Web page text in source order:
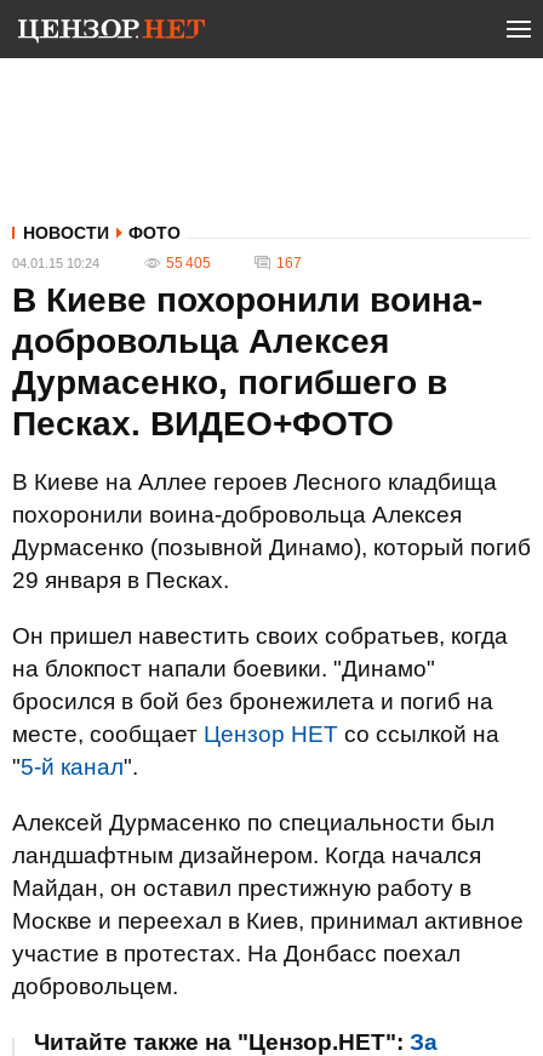
НОВОСТИ ФОТО
04.01.15 10:24 55 405 167
В Киеве похоронили воина-
добровольца Алексея
Дурмасенко, погибшего в
Песках. ВИДЕО+ФОТО
В Киеве на Аллее героев Лесного кладбища
похоронили воина-добровольца Алексея
Дурмасенко (позывной Динамо), который погиб
29 января в Песках.
Он пришел навестить своих собратьев, когда
на блокпост напали боевики. "Динамо"
бросился в бой без бронежилета и погиб на
месте, сообщает Цензор НЕТ со ссылкой на
"5-й канал".
Алексей Дурмасенко по специальности был
ландшафтным дизайнером. Когда начался
Майдан, он оставил престижную работу в
Москве и переехал в Киев, принимал активное
участие в протестах. На Донбасс поехал
добровольцем.
Читайте также на "Цензор.НЕТ": За